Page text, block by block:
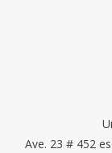
Ave. 23 # 452